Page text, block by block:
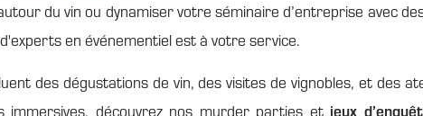
du vin ou dynamiser votre séminaire d’entreprise avec
en événementiel est à votre service.
des dégustations de vin, des visites de vignobles, et des
immersives, découvrez nos murder parties et jeux